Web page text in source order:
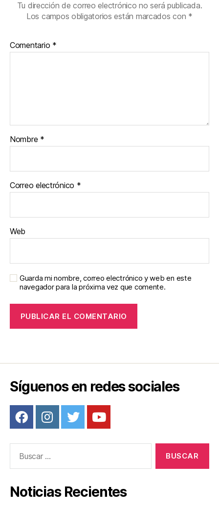
Tu dirección de correo electrónico no será publicada.
Los campos obligatorios están marcados con *
Comentario *
Nombre *
Correo electrónico *
Web
Guarda mi nombre, correo electrónico y web en este
navegador para la próxima vez que comente.
Síguenos en redes sociales
Noticias Recientes